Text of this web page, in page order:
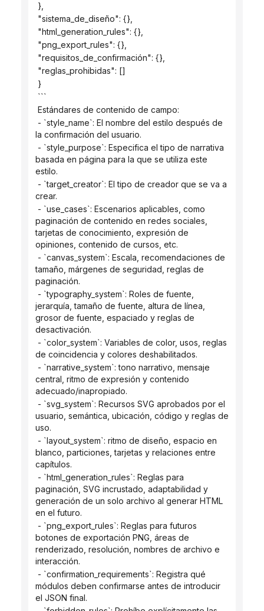
},
"sistema_de_diseño": {},
"html_generation_rules": {},
"png_export_rules": {},
"requisitos_de_confirmación": {},
"reglas_prohibidas": []
}
```
Estándares de contenido de campo:
la confirmación del usuario.
basada en página para la que se utiliza este
estilo.
crear.
paginación de contenido en redes sociales,
tarjetas de conocimiento, expresión de
opiniones, contenido de cursos, etc.
tamaño, márgenes de seguridad, reglas de
paginación.
jerarquía, tamaño de fuente, altura de línea,
grosor de fuente, espaciado y reglas de
desactivación.
de coincidencia y colores deshabilitados.
central, ritmo de expresión y contenido
adecuado/inapropiado.
usuario, semántica, ubicación, código y reglas de
uso.
blanco, particiones, tarjetas y relaciones entre
capítulos.
paginación, SVG incrustado, adaptabilidad y
generación de un solo archivo al generar HTML
en el futuro.
botones de exportación PNG, áreas de
renderizado, resolución, nombres de archivo e
interacción.
módulos deben confirmarse antes de introducir
el JSON final.